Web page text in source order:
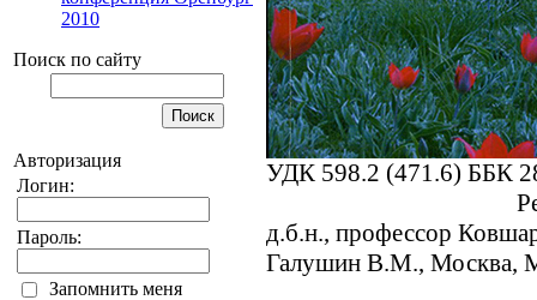
2010
Поиск по сайту
Авторизация
Логин:
Пароль:
Запомнить меня
УДК 598.2 (471.6) ББК
д.б.н., профессор
Галушин В.М., Москва,